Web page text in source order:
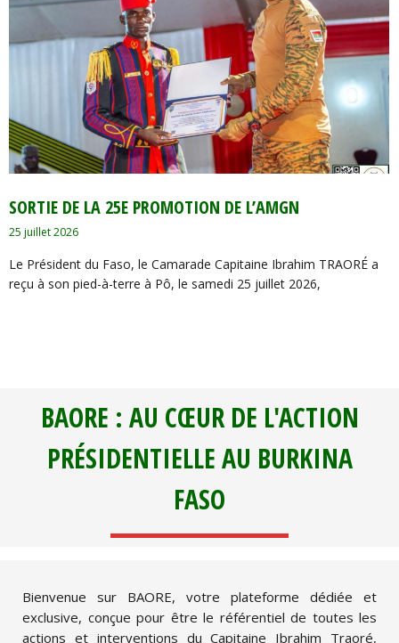
‎SORTIE DE LA 25E PROMOTION DE L’AMGN
25 juillet 2026
Le Président du Faso, le Camarade Capitaine Ibrahim TRAORÉ a
reçu à son pied-à-terre à Pô, le samedi 25 juillet 2026,
BAORE : AU CŒUR DE L'ACTION
PRÉSIDENTIELLE AU BURKINA
FASO
Bienvenue sur BAORE, votre plateforme dédiée et
exclusive, conçue pour être le référentiel de toutes les
actions et interventions du Capitaine Ibrahim Traoré,